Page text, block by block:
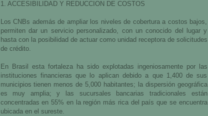
1. ACCESIBILIDAD Y REDUCCION DE COSTOS
Los CNBs además de ampliar los niveles de cobertura a costos bajos,
permiten dar un servicio personalizado, con un conocido del lugar y
hasta con la posibilidad de actuar como unidad receptora de solicitudes
de crédito.
En Brasil esta fortaleza ha sido explotadas ingeniosamente por las
instituciones financieras que lo aplican debido a que 1,400 de sus
municipios tienen menos de 5,000 habitantes; la dispersión geográfica
es muy amplia; y las sucursales bancarias tradicionales están
concentradas en 55% en la región más rica del país que se encuentra
ubicada en el sureste.